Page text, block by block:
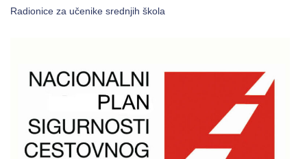
Radionice za učenike srednjih škola